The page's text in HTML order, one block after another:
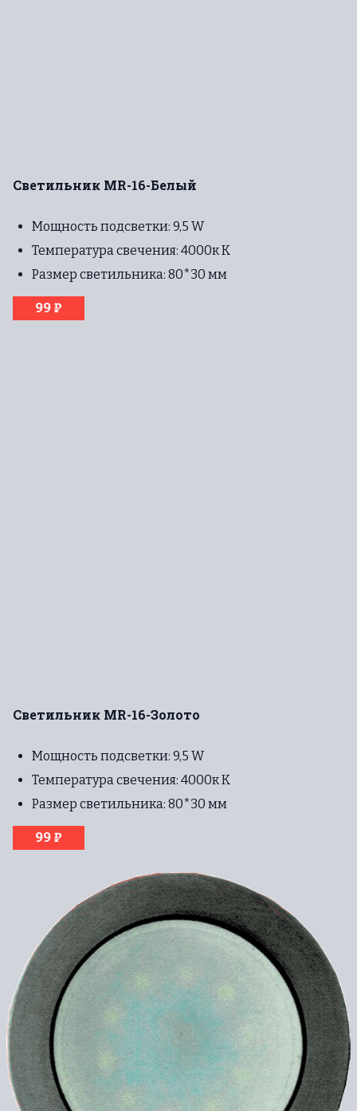
Светильник MR-16-Белый
Мощность подсветки: 9,5 W
Температура свечения: 4000к К
Размер светильника: 80*30 мм
99 ₽
Светильник MR-16-Золото
Мощность подсветки: 9,5 W
Температура свечения: 4000к К
Размер светильника: 80*30 мм
99 ₽